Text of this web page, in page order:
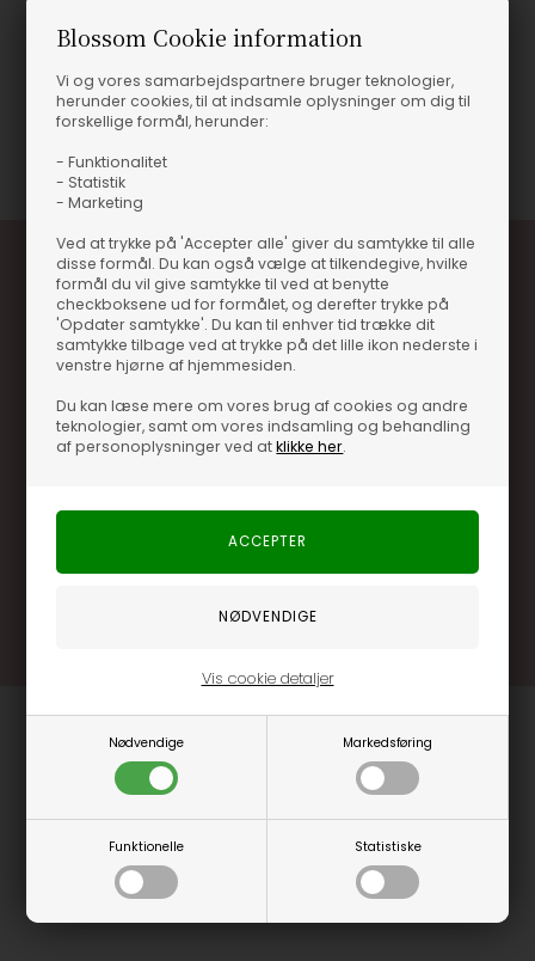
Blossom Cookie information
Vi og vores samarbejdspartnere bruger teknologier,
herunder cookies, til at indsamle oplysninger om dig til
forskellige formål, herunder:
- Funktionalitet
- Statistik
- Marketing
Ved at trykke på 'Accepter alle' giver du samtykke til alle
disse formål. Du kan også vælge at tilkendegive, hvilke
formål du vil give samtykke til ved at benytte
checkboksene ud for formålet, og derefter trykke på
'Opdater samtykke'. Du kan til enhver tid trække dit
samtykke tilbage ved at trykke på det lille ikon nederste i
venstre hjørne af hjemmesiden.
Du kan læse mere om vores brug af cookies og andre
teknologier, samt om vores indsamling og behandling
af personoplysninger ved atklikke her.
Nødvendige Markedsføring
Funktionelle Statistiske
Vis cookie detaljer
Optjen 3% i bonuskroner når du handler
Særlige, eksklusive tilbud kun til klubkunder
.... og mange flere fordele